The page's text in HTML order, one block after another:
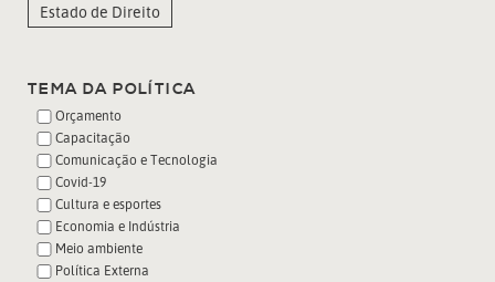
Estado de Direito
TEMA DA POLÍTICA
Orçamento
Capacitação
Comunicação e Tecnologia
Covid-19
Cultura e esportes
Economia e Indústria
Meio ambiente
Política Externa